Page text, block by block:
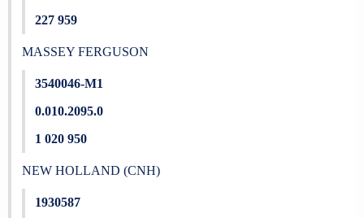
227 959
MASSEY FERGUSON
3540046-M1
0.010.2095.0
1 020 950
NEW HOLLAND (CNH)
1930587